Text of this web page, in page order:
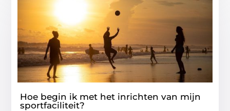
Hoe begin ik met het inrichten van mijn
sportfaciliteit?